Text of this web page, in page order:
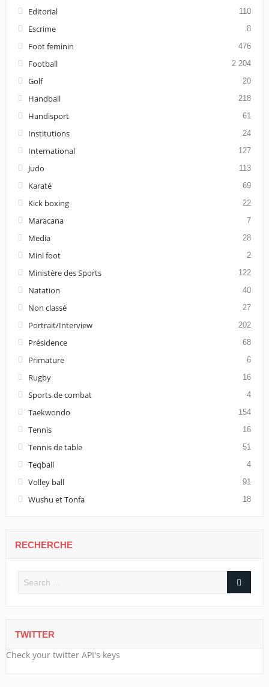
Editorial 110
Escrime 8
Foot feminin 476
Football 2 204
Golf 20
Handball 218
Handisport 61
Institutions 24
International 127
Judo 113
Karaté 69
Kick boxing 22
Maracana 7
Media 28
Mini foot 2
Ministère des Sports 122
Natation 40
Non classé 27
Portrait/Interview 202
Présidence 68
Primature 6
Rugby 16
Sports de combat 4
Taekwondo 154
Tennis 16
Tennis de table 51
Teqball 4
Volley ball 91
Wushu et Tonfa 18
RECHERCHE
TWITTER
Check your twitter API's keys